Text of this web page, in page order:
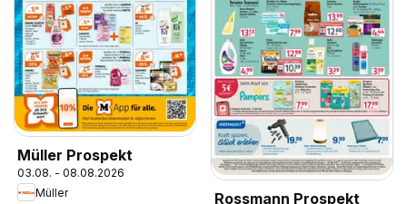
Müller Prospekt
03.08. - 08.08.2026
Müller
Rossmann Prospekt